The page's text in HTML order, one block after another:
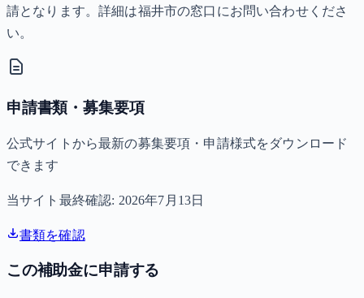
請となります。詳細は福井市の窓口にお問い合わせくださ
い。
申請書類・募集要項
公式サイトから最新の募集要項・申請様式をダウンロード
できます
当サイト最終確認: 2026年7月13日
書類を確認
この補助金に申請する